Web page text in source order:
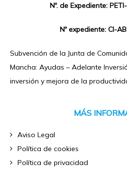
Nº. de Expediente:
Nº expediente: CI-
Subvención de la Junta de
Mancha: Ayudas – Adelante
inversión y mejora de la
MÁS
Aviso Legal
Política de cookies
Política de privacidad